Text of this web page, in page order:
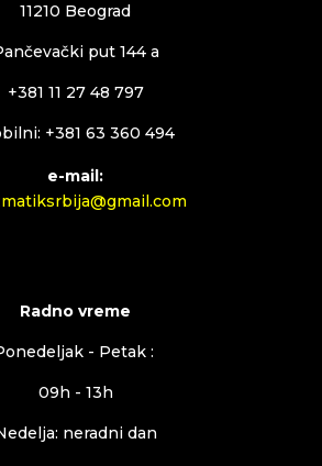
11210 Beograd
put 144 a
+381 11 27 48 797
+381 63 360 494
e-mail:
Radno vreme
- Petak :
09h - 13h
neradni dan